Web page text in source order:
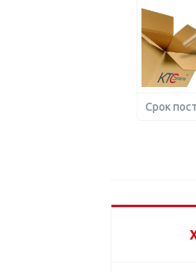
Срок